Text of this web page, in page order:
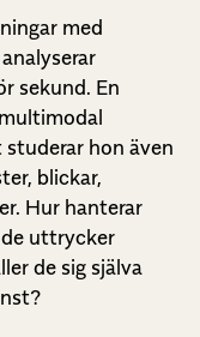
med
sekund. En
hon även
blickar,
Hur hanterar
uttrycker
de sig själva